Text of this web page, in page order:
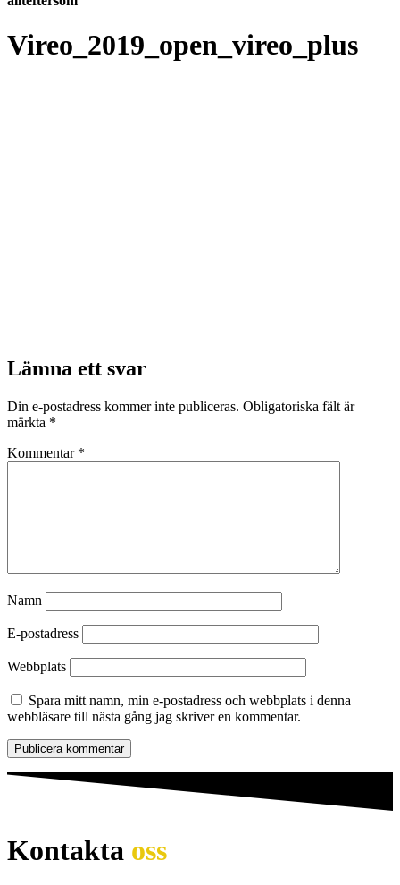
Vireo_2019_open_vireo_plus
Lämna ett svar
Din e-postadress kommer inte publiceras. Obligatoriska fält är
märkta *
Kommentar *
Namn
E-postadress
Webbplats
Spara mitt namn, min e-postadress och webbplats i denna
webbläsare till nästa gång jag skriver en kommentar.
Kontakta oss